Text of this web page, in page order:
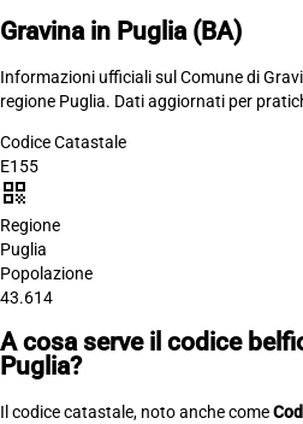
Gravina in Puglia (BA)
Informazioni ufficiali sul Comune di
regione Puglia. Dati aggiornati per
Codice Catastale
E155
qr_code
Regione
Puglia
Popolazione
43.614
A cosa serve il codice
Puglia?
Il codice catastale, noto anche come